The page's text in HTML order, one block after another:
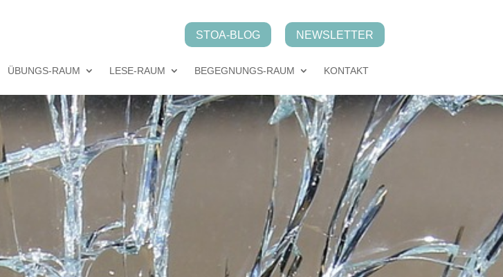
STOA-BLOG NEWSLETTER
ÜBUNGS-RAUM LESE-RAUM BEGEGNUNGS-RAUM KONTAKT